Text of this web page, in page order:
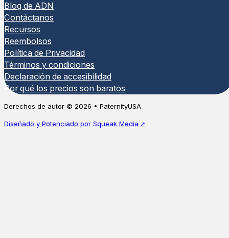
Blog de ADN
Contáctanos
Recursos
Reembolsos
Política de Privacidad
Términos y condiciones
Declaración de accesibilidad
Por qué los precios son baratos
Derechos de autor © 2026 • PaternityUSA
Diseñado y Potenciado por Squeak Media